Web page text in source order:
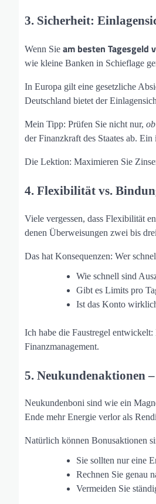
3. Sicherheit:
Wenn Sie am besten Tagesgeld
wie kleine Banken in Schieflage
In Europa gilt eine gesetzliche
Deutschland bietet der
Mein Tipp: Prüfen Sie nicht nur,
der Finanzkraft des Staates ab.
Die Lektion: Maximieren Sie
4. Flexibilität vs.
Viele vergessen, dass Flexibilität
denen Überweisungen zwei bis
Das hat Konsequenzen: Wer
Wie schnell sind
Gibt es Limits pro
Ist das Konto
Ich habe die Faustregel
Finanzmanagement.
5. Neukundenaktionen
Neukundenboni sind wie ein
Ende mehr Energie verlor als
Natürlich können Bonusaktionen
Sie sollten nur eine
Rechnen Sie genau
Vermeiden Sie